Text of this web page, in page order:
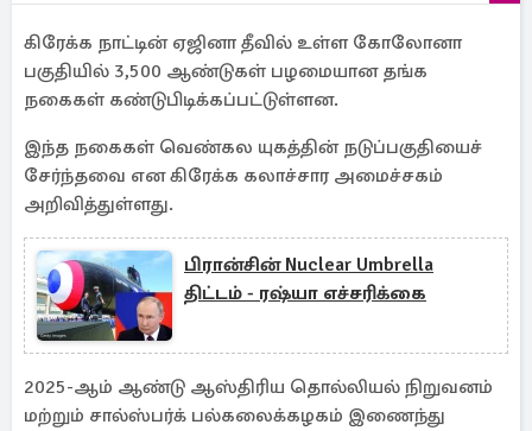
கிரேக்க நாட்டின் ஏஜினா தீவில் உள்ள கோலோனா
பகுதியில் 3,500 ஆண்டுகள் பழமையான தங்க
நகைகள் கண்டுபிடிக்கப்பட்டுள்ளன.
இந்த நகைகள் வெண்கல யுகத்தின் நடுப்பகுதியைச்
சேர்ந்தவை என கிரேக்க கலாச்சார அமைச்சகம்
அறிவித்துள்ளது.
பிரான்சின் Nuclear Umbrella
திட்டம் - ரஷ்யா எச்சரிக்கை
2025-ஆம் ஆண்டு ஆஸ்திரிய தொல்லியல் நிறுவனம்
மற்றும் சால்ஸ்பர்க் பல்கலைக்கழகம் இணைந்து